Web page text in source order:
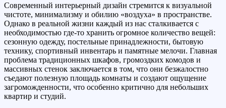
Современный интерьерный дизайн стремится к визуальной
чистоте, минимализму и обилию «воздуха» в пространстве.
Однако в реальной жизни каждый из нас сталкивается с
необходимостью где-то хранить огромное количество вещей:
сезонную одежду, постельные принадлежности, бытовую
технику, спортивный инвентарь и памятные мелочи. Главная
проблема традиционных шкафов, громоздких комодов и
массивных стенок заключается в том, что они безжалостно
съедают полезную площадь комнаты и создают ощущение
загроможденности, что особенно критично для небольших
квартир и студий.